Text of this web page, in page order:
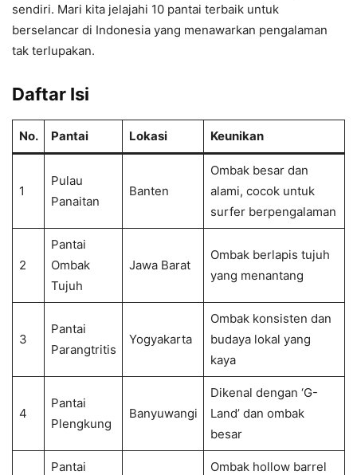
sendiri. Mari kita jelajahi 10 pantai terbaik untuk
berselancar di Indonesia yang menawarkan pengalaman
tak terlupakan.
Daftar Isi
No. Pantai Lokasi Keunikan
1
Pulau
Panaitan
Banten
Ombak besar dan
alami, cocok untuk
surfer berpengalaman
2
Pantai
Ombak
Tujuh
Jawa Barat
Ombak berlapis tujuh
yang menantang
3
Pantai
Parangtritis
Yogyakarta
Ombak konsisten dan
budaya lokal yang
kaya
4
Pantai
Plengkung
Banyuwangi
Dikenal dengan ‘G-
Land’ dan ombak
besar
Pantai
Ombak hollow barrel